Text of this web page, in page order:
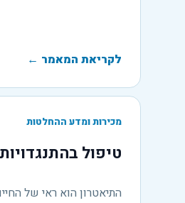
לקריאת המאמר ←
מכירות ומדע ההחלטות
טיפול
התיאטרון הוא ראי של